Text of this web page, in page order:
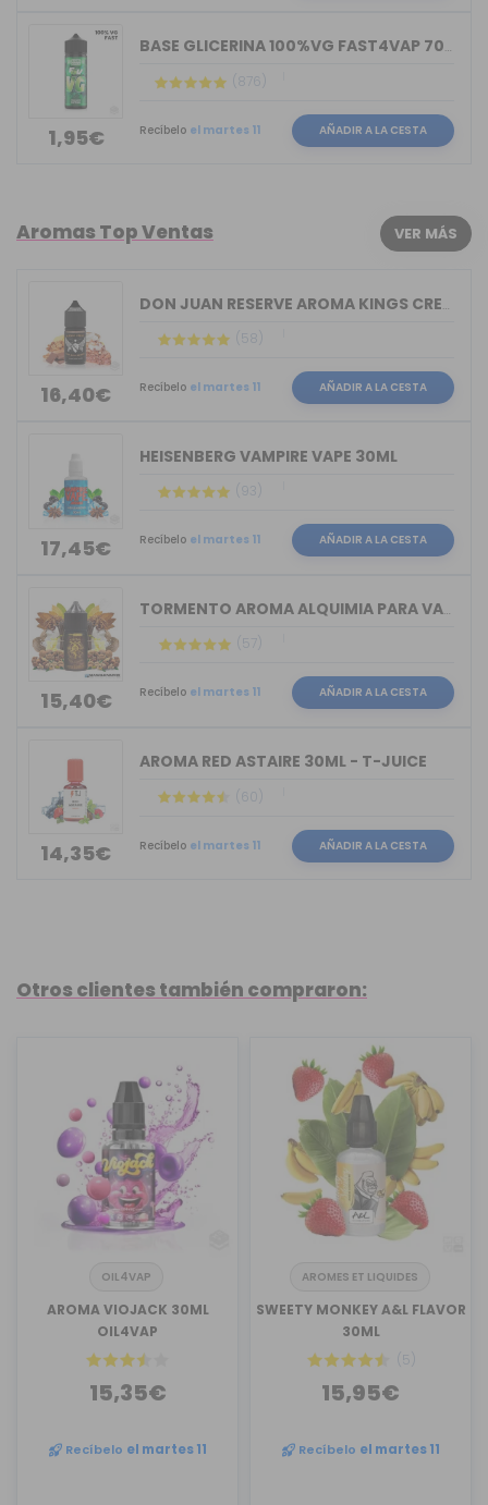
1,95€
BASE GLICERINA 100%VG FAST4VAP 70ML O...
(876)
Recíbelo el martes 11 AÑADIR A LA CESTA
Aromas Top Ventas VER MÁS
16,40€
DON JUAN RESERVE AROMA KINGS CREST 30ML
(58)
Recíbelo el martes 11 AÑADIR A LA CESTA
17,45€
HEISENBERG VAMPIRE VAPE 30ML
(93)
Recíbelo el martes 11 AÑADIR A LA CESTA
15,40€
TORMENTO AROMA ALQUIMIA PARA VAPERS 30ML
(57)
Recíbelo el martes 11 AÑADIR A LA CESTA
14,35€
AROMA RED ASTAIRE 30ML - T-JUICE
(60)
Recíbelo el martes 11 AÑADIR A LA CESTA
Otros clientes también compraron:
OIL4VAP
AROMA VIOJACK 30ML
OIL4VAP
15,35€
Recíbelo el martes 11
AROMES ET LIQUIDES
SWEETY MONKEY A&L FLAVOR
30ML
(5)
15,95€
Recíbelo el martes 11